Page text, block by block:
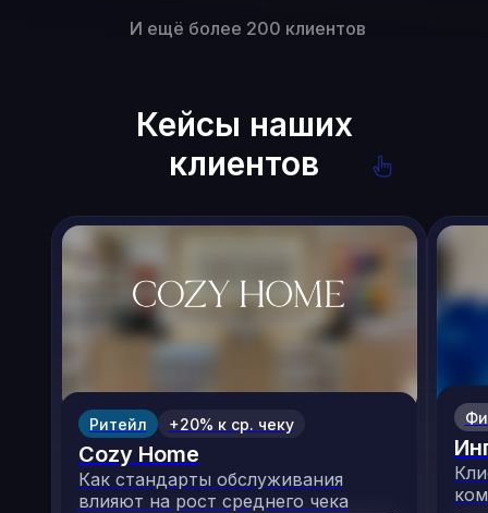
И ещё более 200 клиентов
Кейсы наших
клиентов
Ритейл +20% к ср. чеку
Cozy Home
Как стандарты обслуживания
влияют на рост среднего чека